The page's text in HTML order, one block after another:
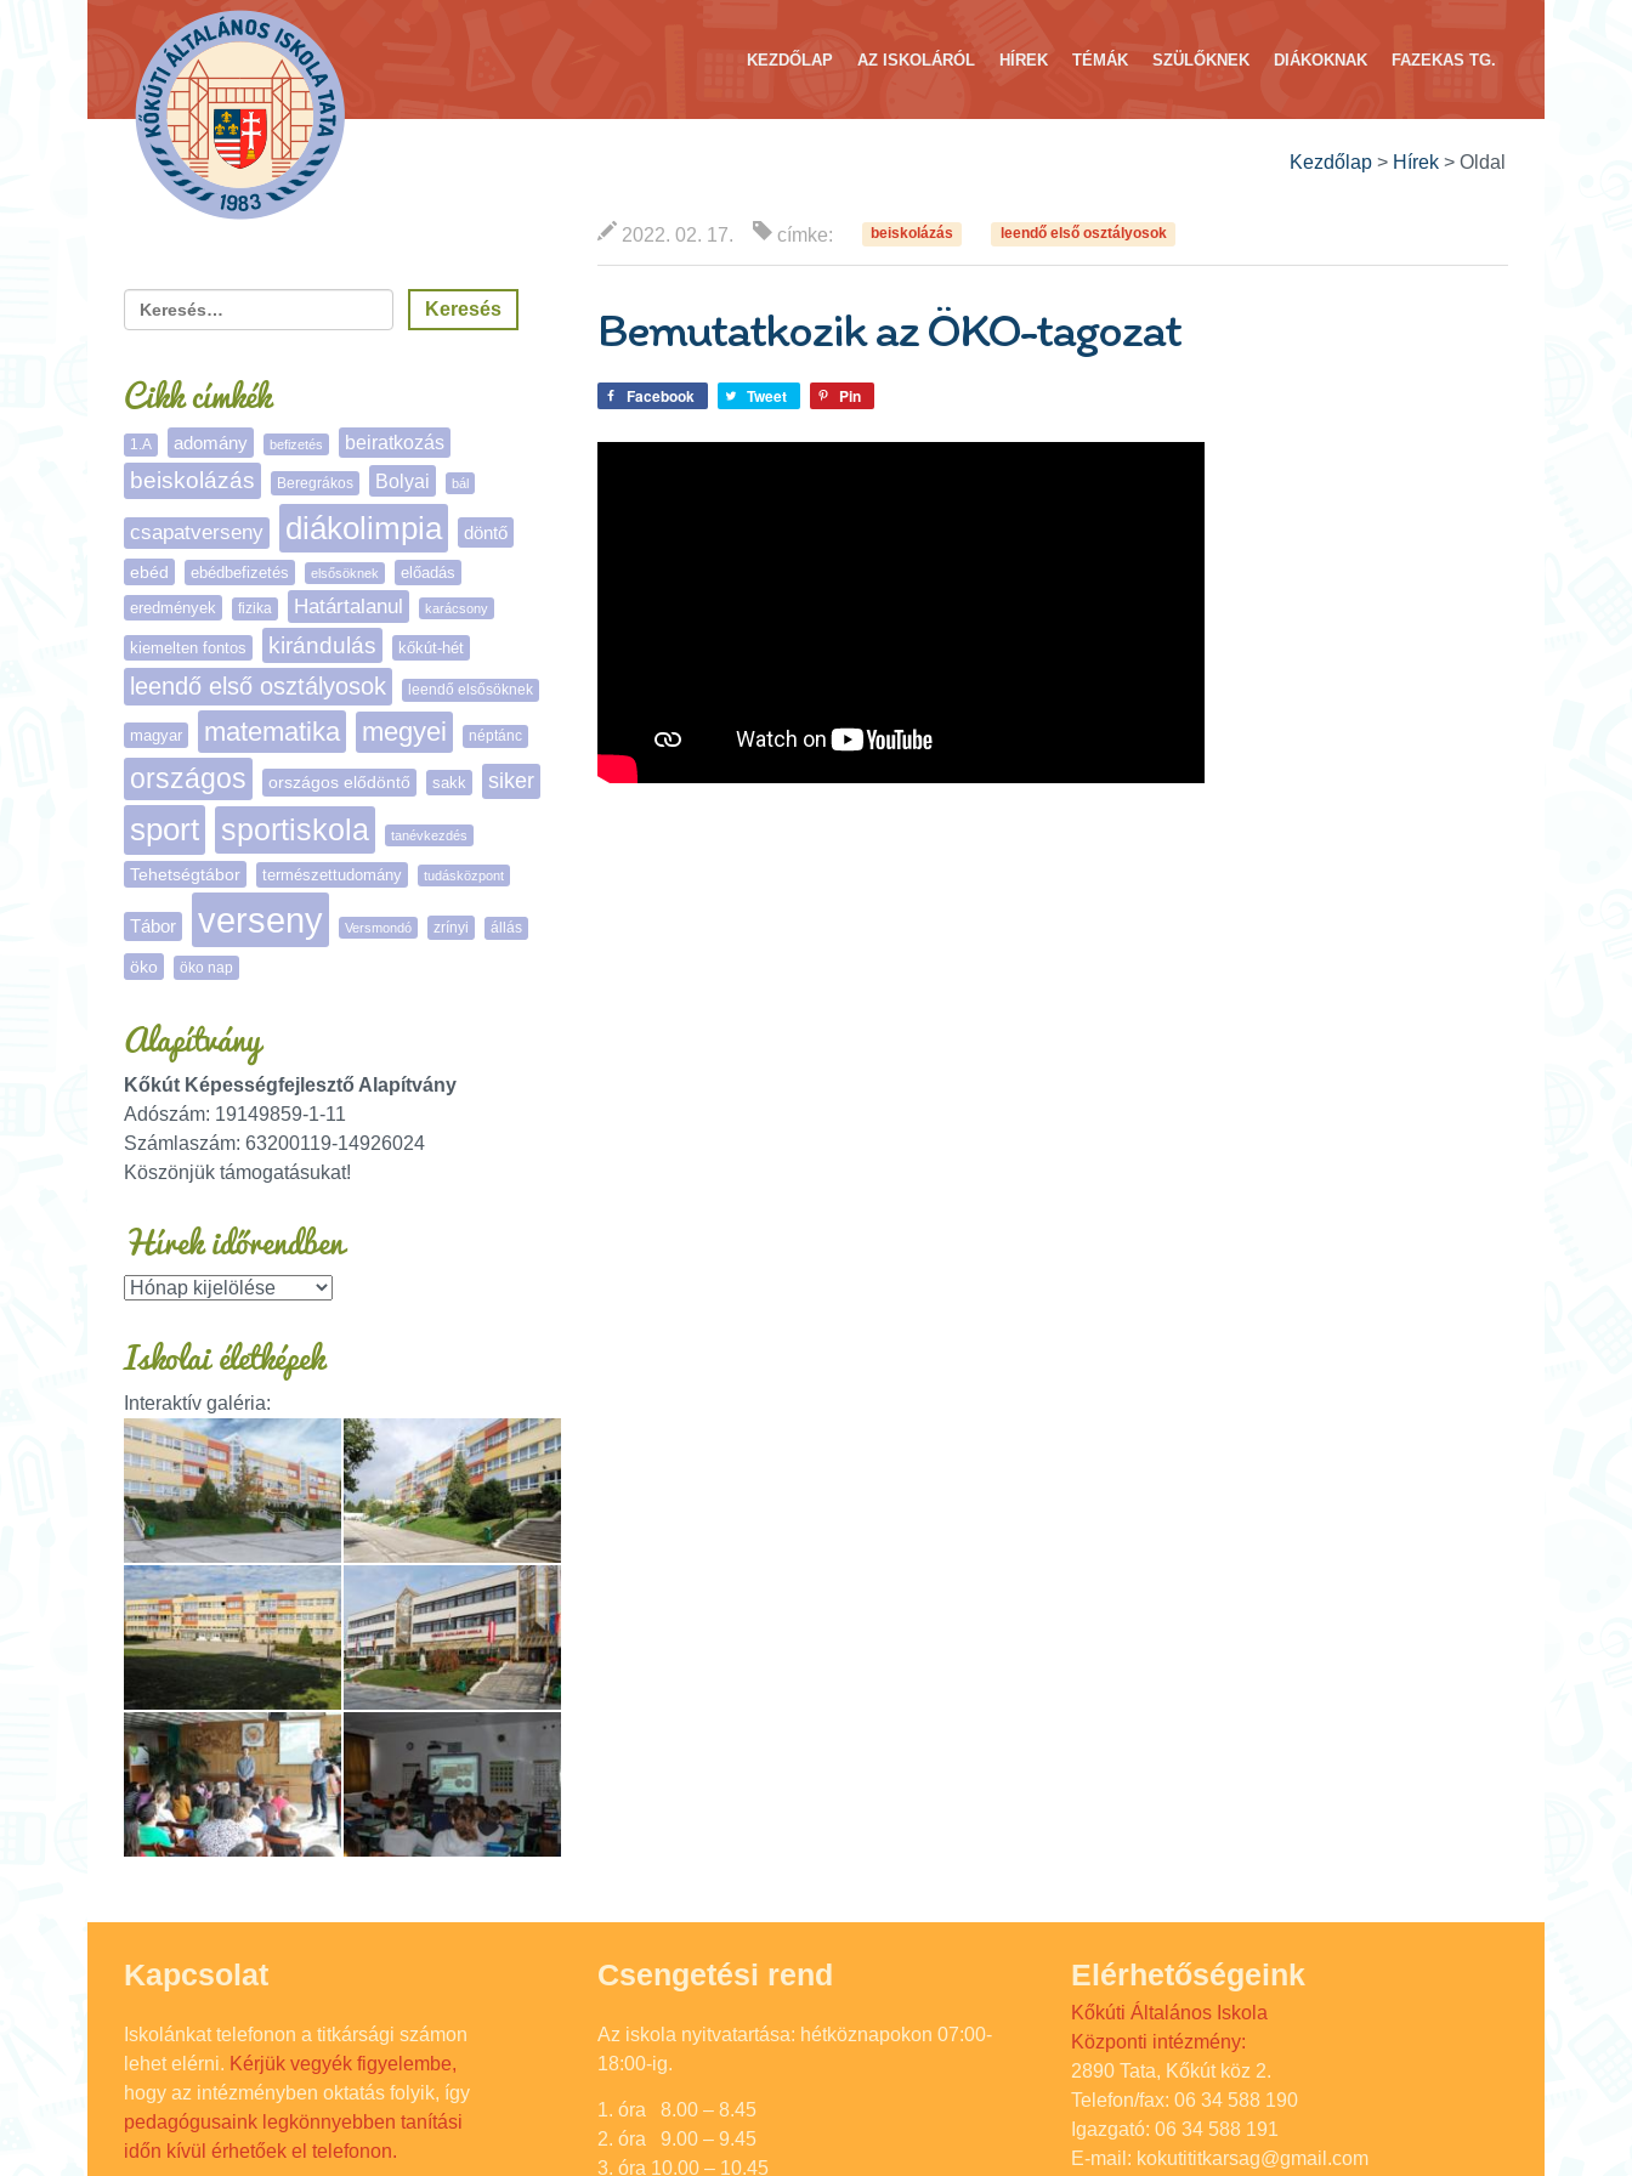
KEZDŐLAP AZ ISKOLÁRÓL HÍREK TÉMÁK SZÜLŐKNEK DIÁKOKNAK FAZEKAS TG.
Kezdőlap > Hírek > Oldal
2022. 02. 17. címke: beiskolázás leendő első osztályosok
Bemutatkozik az ÖKO-tagozat
Facebook Tweet Pin
Cikk címkék
1.A adomány befizetés beiratkozás
beiskolázás Beregrákos Bolyai bál
csapatverseny diákolimpia döntő
ebéd ebédbefizetés elsősöknek
előadás
eredmények
fizika Határtalanul karácsony
kiemelten fontos kirándulás kőkút-hét
leendő első osztályosok leendő elsősöknek
magyar matematika megyei néptánc
országos országos elődöntő sakk siker
sport sportiskola tanévkezdés
Tehetségtábor természettudomány tudásközpont
Tábor verseny Versmondó zrínyi állás
öko öko nap
Alapítvány
Kőkút Képességfejlesztő Alapítvány
Adószám: 19149859-1-11
Számlaszám: 63200119-14926024
Köszönjük támogatásukat!
Hírek időrendben
Iskolai életképek
Interaktív galéria:
Kapcsolat
Iskolánkat telefonon a titkársági számon
lehet elérni. Kérjük vegyék figyelembe,
hogy az intézményben oktatás folyik, így
pedagógusaink legkönnyebben tanítási
időn kívül érhetőek el telefonon.
Csengetési rend
Az iskola nyitvatartása: hétköznapokon 07:00-
18:00-ig.
1. óra 8.00 – 8.45
2. óra 9.00 – 9.45
3. óra 10.00 – 10.45
Elérhetőségeink
Kőkúti Általános Iskola
Központi intézmény:
2890 Tata, Kőkút köz 2.
Telefon/fax: 06 34 588 190
Igazgató: 06 34 588 191
E-mail: kokutititkarsag@gmail.com